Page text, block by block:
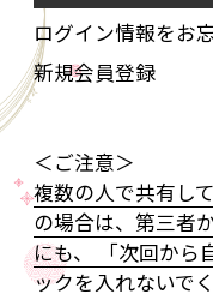
ログイン情報をお
新規会員登録
＜ご注意＞
複数の人で共有し
の場合は、第三者
にも、 「次回から
ックを入れないで